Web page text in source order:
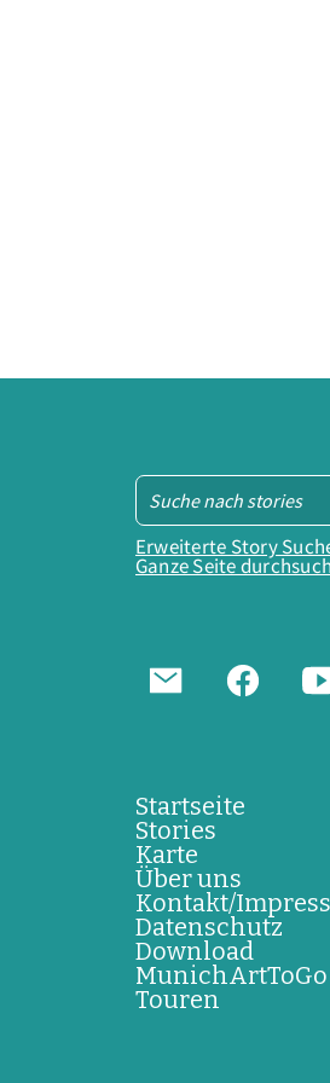
Erweiterte Story
Ganze Seite
Startseite
Stories
Karte
Über uns
Kontakt/
Datenschutz
Download
MunichArtToGo
Touren